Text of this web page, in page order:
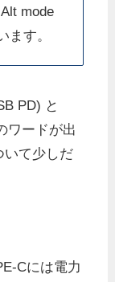
mode
ます。
PD) と
ワードが出
いて少しだ
Cには電力